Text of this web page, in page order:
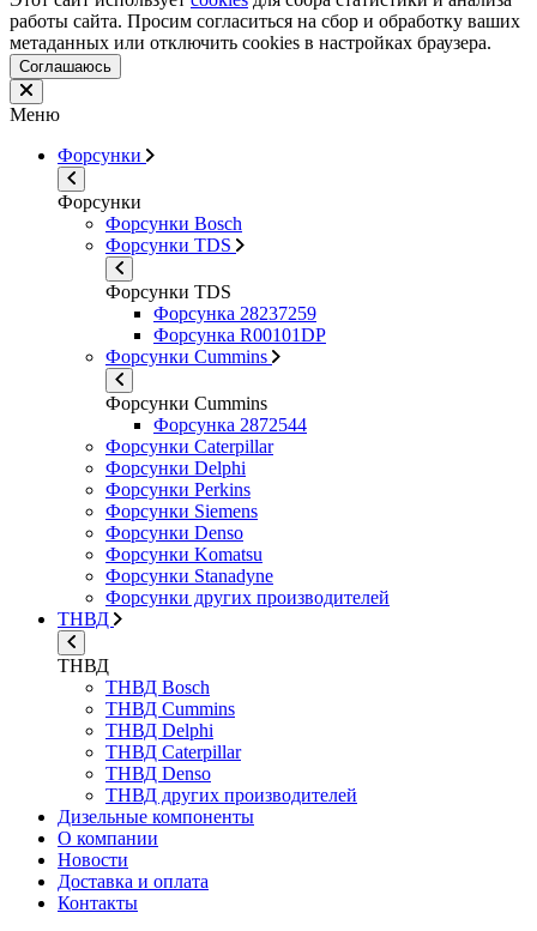
работы сайта. Просим согласиться на сбор и обработку ваших
метаданных или отключить cookies в настройках браузера.
Соглашаюсь
Меню
Форсунки
Форсунки
Форсунки Bosch
Форсунки TDS
Форсунки TDS
Форсунка 28237259
Форсунка R00101DP
Форсунки Cummins
Форсунки Cummins
Форсунка 2872544
Форсунки Caterpillar
Форсунки Delphi
Форсунки Perkins
Форсунки Siemens
Форсунки Denso
Форсунки Komatsu
Форсунки Stanadyne
Форсунки других производителей
ТНВД
ТНВД
ТНВД Bosch
ТНВД Cummins
ТНВД Delphi
ТНВД Caterpillar
ТНВД Denso
ТНВД других производителей
Дизельные компоненты
О компании
Новости
Доставка и оплата
Контакты